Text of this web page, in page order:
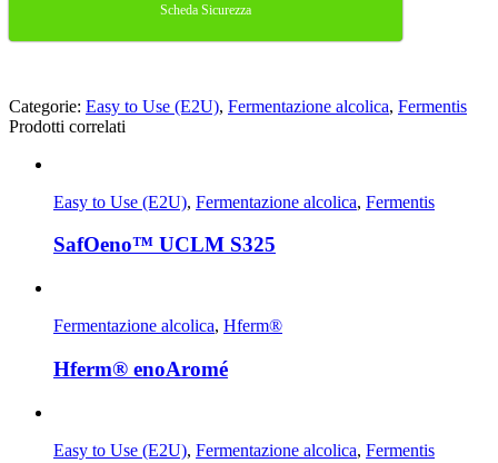
Scheda Sicurezza
Categorie: Easy to Use (E2U), Fermentazione alcolica, Fermentis
Prodotti correlati
Easy to Use (E2U), Fermentazione alcolica, Fermentis
SafOeno™ UCLM S325
Fermentazione alcolica, Hferm®
Hferm® enoAromé
Easy to Use (E2U), Fermentazione alcolica, Fermentis